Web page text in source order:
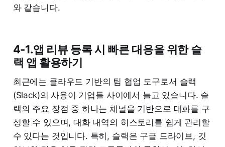
와 같습니다.
4-1.앱 리뷰 등록 시 빠른 대응을 위한 슬
랙 앱 활용하기
최근에는 클라우드 기반의 팀 협업 도구로서 슬랙
(Slack)의 사용이 기업들 사이에서 늘고 있습니다. 슬
랙의 주요 장점 중 하나는 채널을 기반으로 대화를 구
성할 수 있으며, 대화 내역의 히스토리를 쉽게 관리할
수 있다는 것입니다. 특히, 슬랙은 구글 드라이브, 깃